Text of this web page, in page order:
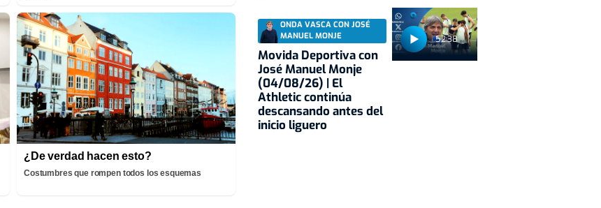
¿De verdad hacen esto?
Costumbres que rompen todos los esquemas
52:38
ONDA VASCA CON JOSÉ
MANUEL MONJE
Movida Deportiva con
José Manuel Monje
(04/08/26) | El
Athletic continúa
descansando antes del
inicio liguero